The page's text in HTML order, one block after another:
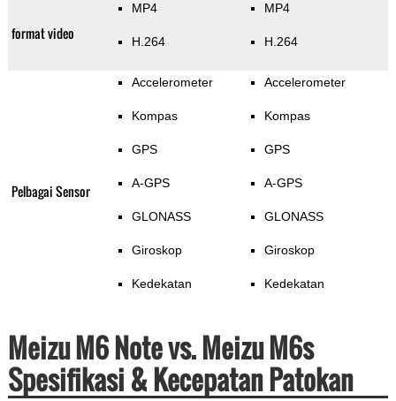
format video
MP4
H.264
MP4
H.264
Pelbagai Sensor
Accelerometer
Kompas
GPS
A-GPS
GLONASS
Giroskop
Kedekatan
Accelerometer
Kompas
GPS
A-GPS
GLONASS
Giroskop
Kedekatan
Meizu M6 Note vs. Meizu M6s
Spesifikasi & Kecepatan Patokan